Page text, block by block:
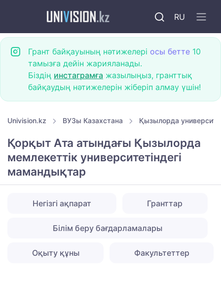
RU
Грант байқауының нәтижелері осы бетте 10
тамызға дейін жарияланады.
Біздің инстаграмға жазылыңыз, гранттық
байқаудың нәтижелерін жіберіп алмау үшін!
Univision.kz ВУЗы Казахстана Қызылорда
Қорқыт Ата атындағы Қызылорда
мемлекеттік университетіндегі
мамандықтар
Негізгі ақпарат Гранттар
Білім беру бағдарламалары
Оқыту құны Факультеттер